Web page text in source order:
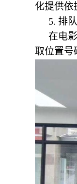
化提供依
5. 排
在电
取位置号